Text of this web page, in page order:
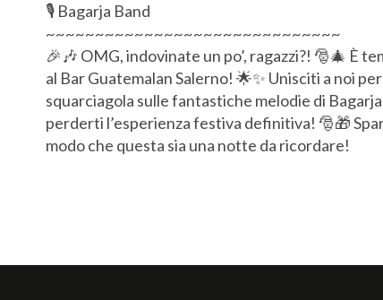
🎙️ Bagarja Band
~~~~~~~~~~~~~~~~~~~~~~~~~~~~~~
🎉🎶 OMG, indovinate un po’, ragazzi?! 🎅🎄 È
al Bar Guatemalan Salerno! 🌟✨ Unisciti a noi
squarciagola sulle fantastiche melodie di
perderti l’esperienza festiva definitiva! 🎅🎁
modo che questa sia una notte da ricordare!